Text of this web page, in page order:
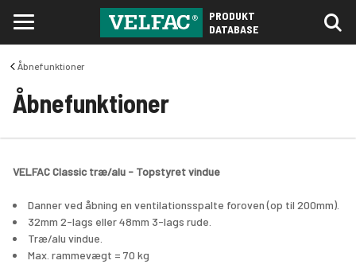
PRODUKT
DATABASE
Åbnefunktioner
Åbnefunktioner
VELFAC Classic træ/alu - Topstyret vindue
Danner ved åbning en ventilationsspalte foroven (op til 200mm).
32mm 2-lags eller 48mm 3-lags rude.
Træ/alu vindue.
Max. rammevægt = 70 kg